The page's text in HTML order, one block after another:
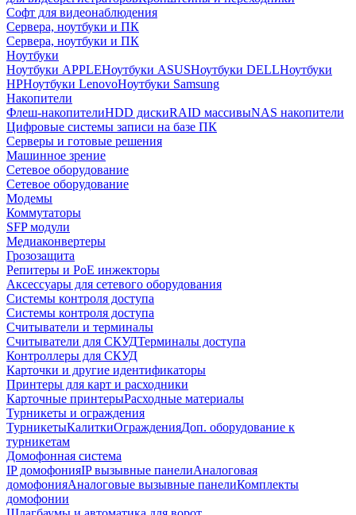
Софт для видеонаблюдения
Сервера, ноутбуки и ПК
Сервера, ноутбуки и ПК
Ноутбуки
Ноутбуки APPLEНоутбуки ASUSНоутбуки DELLНоутбуки
HPНоутбуки LenovoНоутбуки Samsung
Накопители
Флеш-накопителиHDD дискиRAID массивыNAS накопители
Цифровые системы записи на базе ПК
Серверы и готовые решения
Машинное зрение
Сетевое оборудование
Сетевое оборудование
Модемы
Коммутаторы
SFP модули
Медиаконвертеры
Грозозащита
Репитеры и PoE инжекторы
Аксессуары для сетевого оборудования
Системы контроля доступа
Системы контроля доступа
Считыватели и терминалы
Считыватели для СКУДТерминалы доступа
Контроллеры для СКУД
Карточки и другие идентификаторы
Принтеры для карт и расходники
Карточные принтерыРасходные материалы
Турникеты и ограждения
ТурникетыКалиткиОгражденияДоп. оборудование к
турникетам
Домофонная система
IP домофонияIP вызывные панелиАналоговая
домофонияАналоговые вызывные панелиКомплекты
домофонии